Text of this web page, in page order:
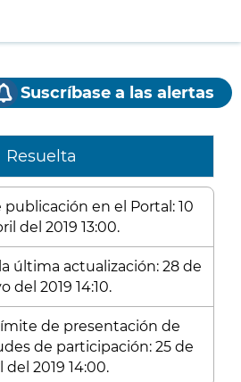
Suscríbase a las alertas
Resuelta
publicación en el Portal: 10
del 2019 13:00.
última actualización: 28 de
del 2019 14:10.
de presentación de
de participación: 25 de
del 2019 14:00.